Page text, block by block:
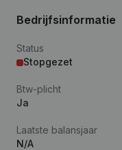
Bedrijfsinformatie
Status
Stopgezet
Btw-plicht
Ja
Laatste balansjaar
N/A